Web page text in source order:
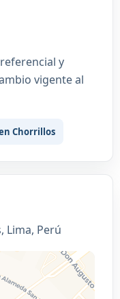
y
vigente al
Chorrillos
Lima, Perú